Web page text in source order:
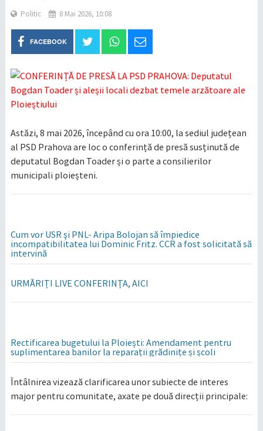
Politic 8 Mai 2026, 10:08
FACEBOOK
Astăzi, 8 mai 2026, începând cu ora 10:00, la sediul județean
al PSD Prahova are loc o conferință de presă susținută de
deputatul Bogdan Toader și o parte a consilierilor
municipali ploieșteni.
Cum vor USR şi PNL- Aripa Bolojan să împiedice
incompatibilitatea lui Dominic Fritz. CCR a fost solicitată să
intervină
URMĂRIȚI LIVE CONFERINȚA, AICI
Rectificarea bugetului la Ploiești: Amendament pentru
suplimentarea banilor la reparații grădinițe și școli
​Întâlnirea vizează clarificarea unor subiecte de interes
major pentru comunitate, axate pe două direcții principale: